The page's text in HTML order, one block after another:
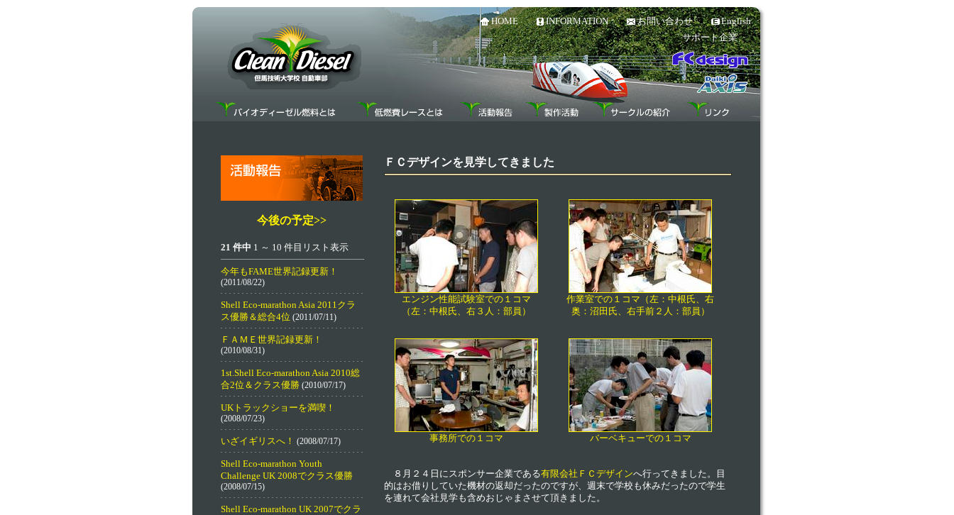
HOME INFORMATION お問い合わせ
English
サポート企業
今後の予定>>
21 件中 1 ～ 10 件目リスト表示
今年もFAME世界記録更新！
(2011/08/22)
Shell Eco-marathon Asia 2011クラ
ス優勝＆総合4位 (2011/07/11)
ＦＡＭＥ世界記録更新！
(2010/08/31)
1st.Shell Eco-marathon Asia 2010総
合2位＆クラス優勝(2010/07/17)
UKトラックショーを満喫！
(2008/07/23)
いざイギリスへ！ (2008/07/17)
Shell Eco-marathon Youth
Challenge UK 2008でクラス優勝
(2008/07/15)
Shell Eco-marathon UK 2007でクラ
ＦＣデザインを見学してきました
エンジン性能試験室での１コマ
（左：中根氏、右３人：部員）
作業室での１コマ（左：中根氏、右
奥：沼田氏、右手前２人：部員）
事務所での１コマ バーベキューでの１コマ
８月２４日にスポンサー企業である有限会社ＦＣデザインへ行ってきました。目
的はお借りしていた機材の返却だったのですが、週末で学校も休みだったので学生
を連れて会社見学も含めおじゃまさせて頂きました。